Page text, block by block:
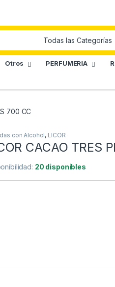
Otros PERFUMERIA
700 CC
con Alcohol, LICOR
CACAO TRES
20 disponibles